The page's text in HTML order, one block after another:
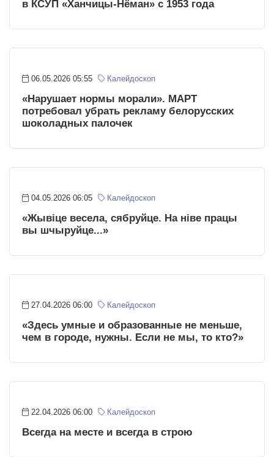
в КСУП «Ханчицы-Нёман» с 1953 года
06.05.2026 05:55 Калейдоскоп
«Нарушает нормы морали». МАРТ
потребовал убрать рекламу белорусских
шоколадных палочек
04.05.2026 06:05 Калейдоскоп
«Жывіце весела, сябруйце. На ніве працы
вы шчыруйце...»
27.04.2026 06:00 Калейдоскоп
«Здесь умные и образованные не меньше,
чем в городе, нужны. Если не мы, то кто?»
22.04.2026 06:00 Калейдоскоп
Всегда на месте и всегда в строю